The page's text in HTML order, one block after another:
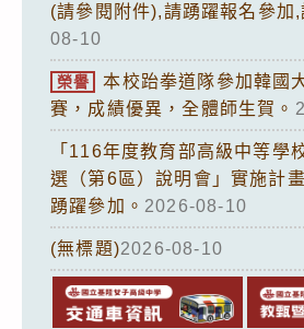
(請參閱附件),請踴躍報名參加,
08-10
榮譽
本校跆拳道隊參加韓國
賽，成績優異，全體師生賀。
「116年度教育部高級中等學
選（第6區）說明會」實施計
踴躍參加。 2026-08-10
(無標題)2026-08-10